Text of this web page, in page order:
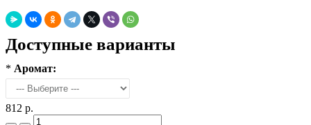
Доступные варианты
* Аромат:
812 р.